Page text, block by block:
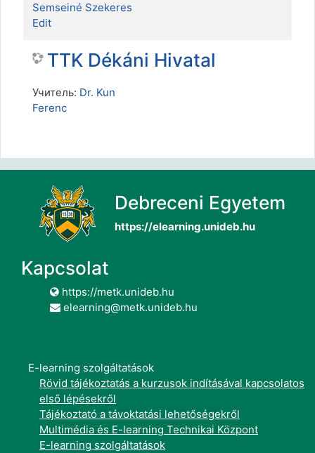
Semseiné Szekeres
Edit
TTK Dékáni Hivatal
Учитель: Dr. Kun
Ferenc
Debreceni Egyetem
https://elearning.unideb.hu
Kapcsolat
https://metk.unideb.hu
elearning@metk.unideb.hu
E-learning szolgáltatások
Rövid tájékoztatás a kurzusok indításával kapcsolatos
első lépésekről
Tájékoztató a távoktatási lehetőségekről
Multimédia és E-learning Technikai Központ
E-learning szolgáltatások